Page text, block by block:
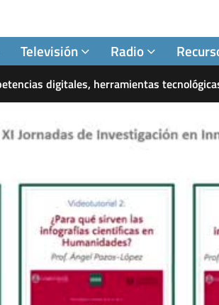
Televisión Radio
digitales, herramientas